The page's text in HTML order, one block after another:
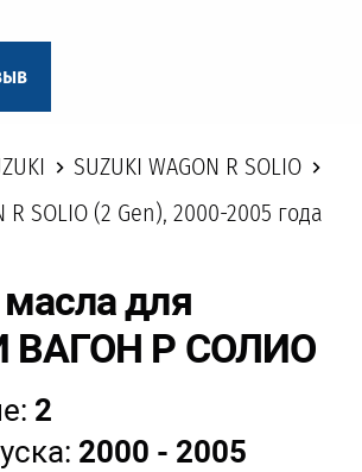
SUZUKI WAGON R SOLIO
R SOLIO (2 Gen), 2000-2005 года
для
ВАГОН Р СОЛИО
2
2000 - 2005